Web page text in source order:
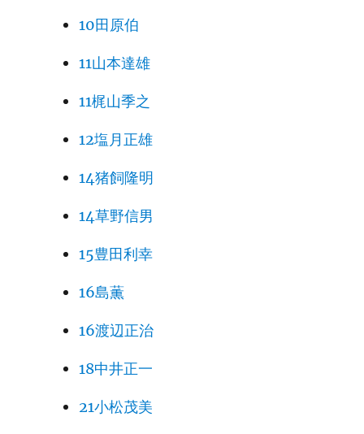
10田原伯
11山本達雄
11梶山季之
12塩月正雄
14猪飼隆明
14草野信男
15豊田利幸
16島薫
16渡辺正治
18中井正一
21小松茂美